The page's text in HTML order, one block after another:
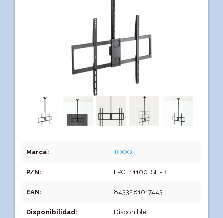
Marca: TOOQ
P/N: LPCE11100TSLI-B
EAN: 8433281017443
Disponibilidad: Disponible